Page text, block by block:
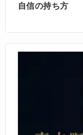
自信の持ち方